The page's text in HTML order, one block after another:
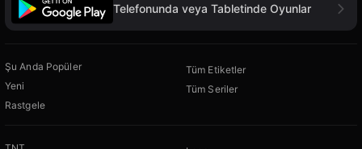
Telefonunda veya Tabletinde Oyunlar
Şu Anda Popüler
Yeni
Rastgele
Tüm Etiketler
Tüm Seriler